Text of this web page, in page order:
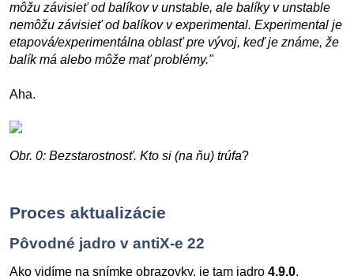
môžu závisieť od balíkov v unstable, ale balíky v unstable
nemôžu závisieť od balíkov v experimental. Experimental je
etapová/experimentálna oblasť pre vývoj, keď je známe, že
balík má alebo môže mať problémy."
Aha.
Obr. 0: Bezstarostnosť. Kto si (na ňu) trúfa?
Proces aktualizácie
Pôvodné jadro v antiX-e 22
Ako vidíme na snímke obrazovky, je tam jadro 4.9.0.